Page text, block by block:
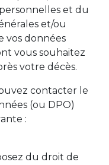
et du
et/ou
vos données
vous souhaitez
votre décès.
contacter le
(ou DPO)
:
du droit de